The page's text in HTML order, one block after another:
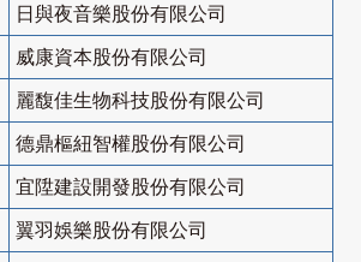
日與夜音樂股份有限公司
威康資本股份有限公司
麗馥佳生物科技股份有限公司
德鼎樞紐智權股份有限公司
宜陞建設開發股份有限公司
翼羽娛樂股份有限公司